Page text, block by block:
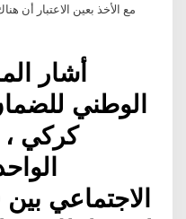
مع الأخذ بعين الاعتبار أن
أشار
الوطني
كركي ،